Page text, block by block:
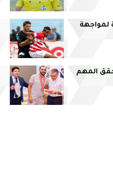
18 ألف تذكرة لمواجهة
المهم